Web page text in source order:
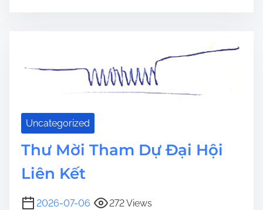
Uncategorized
Thư Mời Tham Dự Đại Hội
Liên Kết
2026-07-06 272 Views